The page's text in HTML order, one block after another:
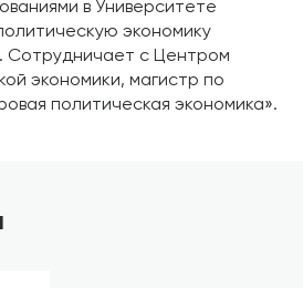
в Университете
экономику
Сотрудничает с Центром
экономики, магистр по
политическая экономика».